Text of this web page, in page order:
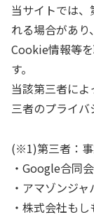
当サイトでは
れる場合があ
Cookie情報等
す。
当該第三者に
三者のプライバ
(※1)第三者：
・Google合同
・アマゾンジ
・株式会社もし